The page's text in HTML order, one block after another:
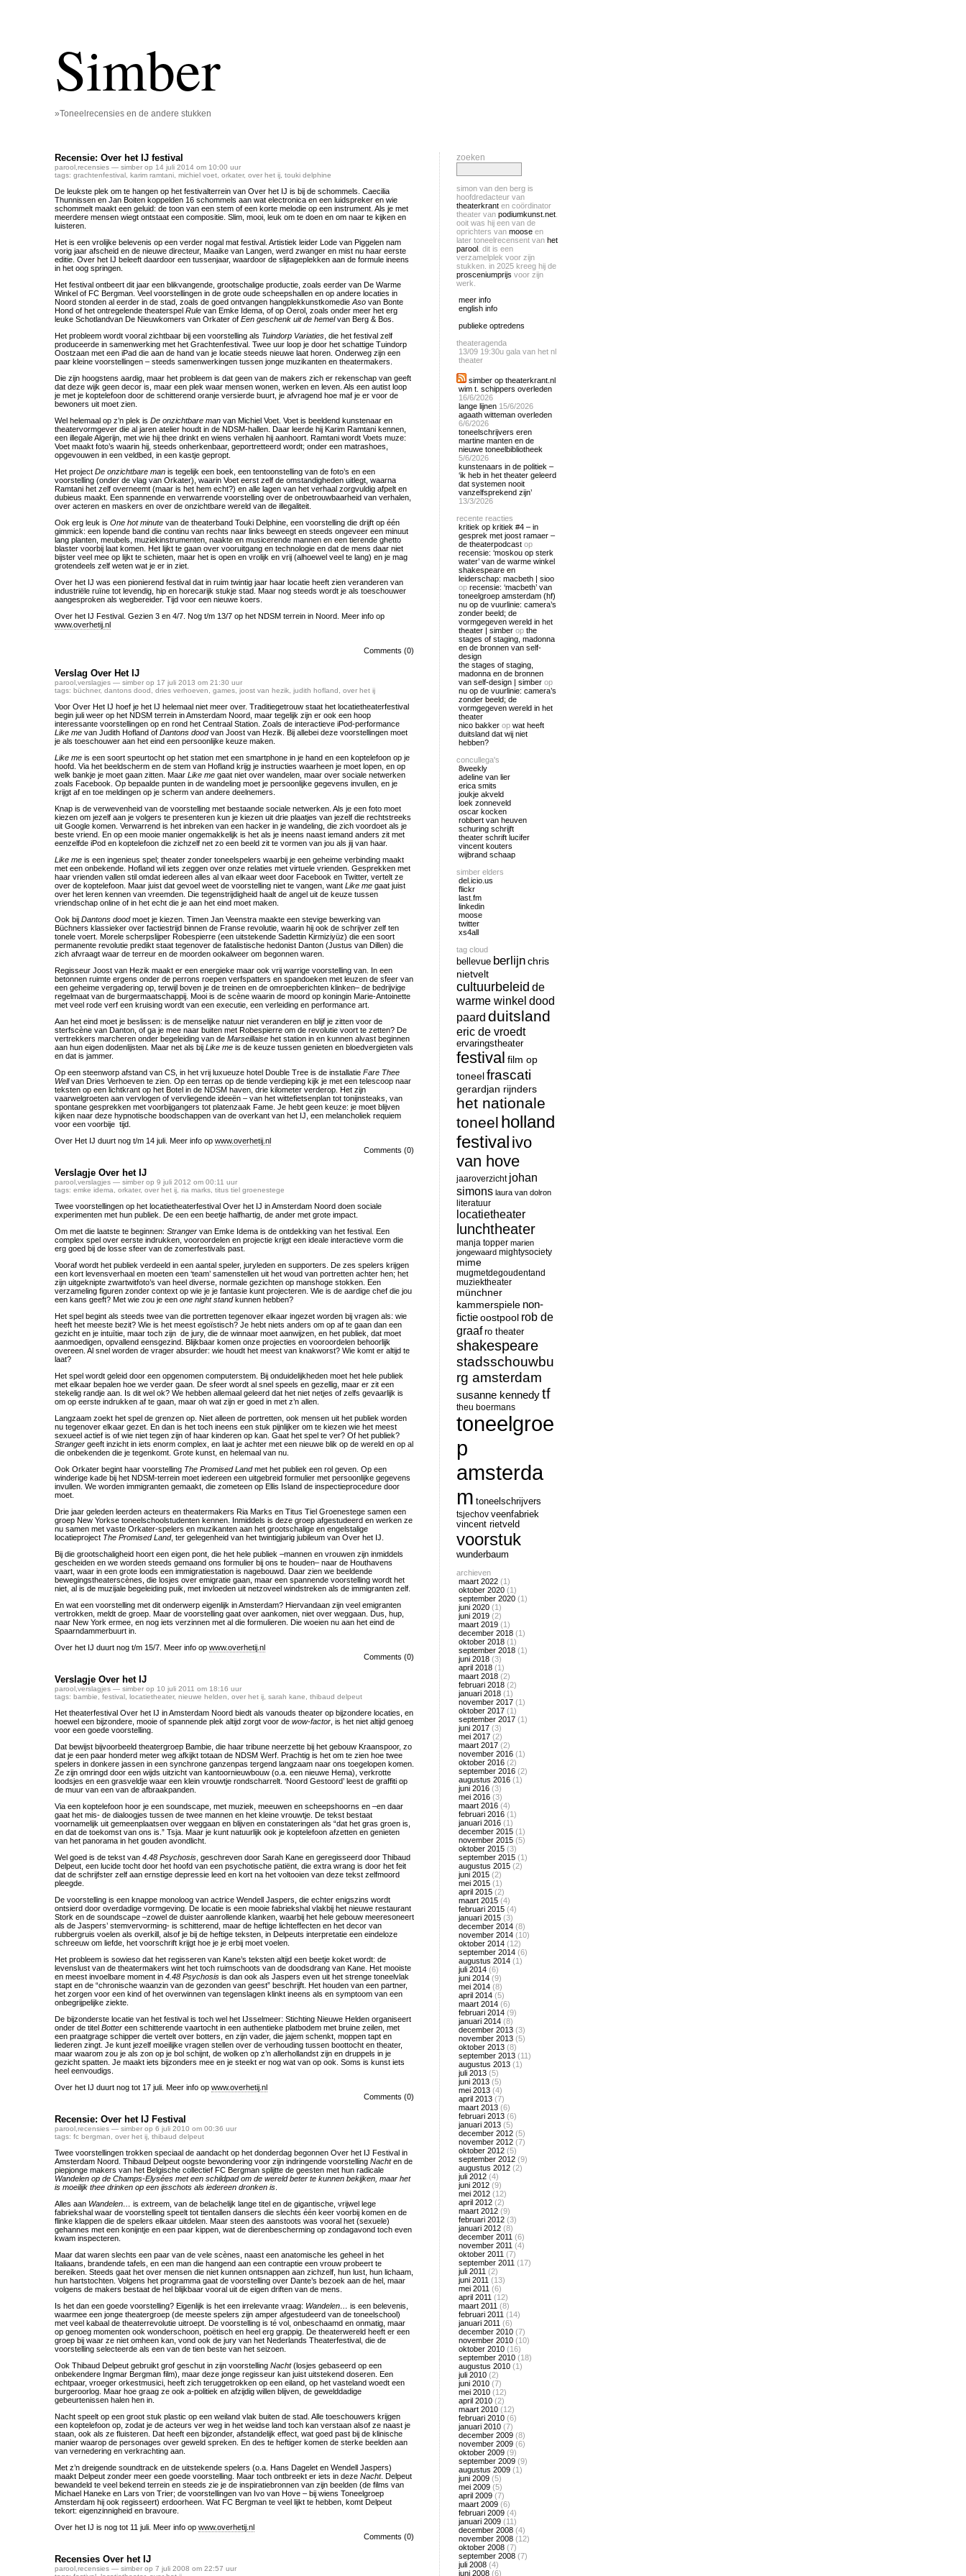
Simber
»Toneelrecensies en de andere stukken
Recensie: Over het IJ festival
parool recensies — simber op 14 juli 2014 om 10:00 uur
tags: grachtenfestival karim ramtani michiel voet orkater, over het ij touki delphine
De leukste plek om te hangen op het festivalterrein van Over het IJ is bij de schommels. Caecilia
Thunnissen en Jan Boiten koppelden 16 schommels aan wat electronica en een luidspreker en wie
schommelt maakt een geluid: de toon van een stem of een korte melodie op een instrument. Als je met
meerdere mensen wiegt ontstaat een compositie. Slim, mooi, leuk om te doen en om naar te kijken en
luisteren.
Het is een vrolijke belevenis op een verder nogal mat festival. Artistiek leider Lode van Piggelen nam
vorig jaar afscheid en de nieuwe directeur, Maaike van Langen, werd zwanger en mist nu haar eerste
editie. Over het IJ beleeft daardoor een tussenjaar, waardoor de slijtageplekken aan de formule ineens
in het oog springen.
Het festival ontbeert dit jaar een blikvangende, grootschalige productie, zoals eerder van De Warme
Winkel of FC Bergman. Veel voorstellingen in de grote oude scheepshallen en op andere locaties in
Noord stonden al eerder in de stad, zoals de goed ontvangen hangplekkunstkomedie Aso van Bonte
Hond of het ontregelende theaterspel Rule van Emke Idema, of op Oerol, zoals onder meer het erg
leuke Schotlandvan De Nieuwkomers van Orkater of Een geschenk uit de hemelvan Berg & Bos.
Het probleem wordt vooral zichtbaar bij een voorstelling als Tuindorp Variaties , die het festival zelf
produceerde in samenwerking met het Grachtenfestival. Twee uur loop je door het schattige Tuindorp
Oostzaan met een iPad die aan de hand van je locatie steeds nieuwe laat horen. Onderweg zijn een
paar kleine voorstellingen – steeds samenwerkingen tussen jonge muzikanten en theatermakers.
Die zijn hoogstens aardig, maar het probleem is dat geen van de makers zich er rekenschap van geeft
dat deze wijk geen decor is, maar een plek waar mensen wonen, werken en leven. Als een autist loop
je met je koptelefoon door de schitterend oranje versierde buurt, je afvragend hoe maf je er voor de
bewoners uit moet zien.
Wel helemaal op z’n plek is De onzichtbare man van Michiel Voet. Voet is beeldend kunstenaar en
theatervormgever die al jaren atelier houdt in de NDSM-hallen. Daar leerde hij Karim Ramtani kennen,
een illegale Algerijn, met wie hij thee drinkt en wiens verhalen hij aanhoort. Ramtani wordt Voets muze:
Voet maakt foto’s waarin hij, steeds onherkenbaar, geportretteerd wordt; onder een matrashoes,
opgevouwen in een veldbed, in een kastje gepropt.
Het project De onzichtbare man is tegelijk een boek, een tentoonstelling van de foto’s en een
voorstelling (onder de vlag van Orkater), waarin Voet eerst zelf de omstandigheden uitlegt, waarna
Ramtani het zelf overneemt (maar is het hem echt?) en alle lagen van het verhaal zorgvuldig afpelt en
dubieus maakt. Een spannende en verwarrende voorstelling over de onbetrouwbaarheid van verhalen,
over acteren en maskers en over de onzichtbare wereld van de illegaliteit.
Ook erg leuk is One hot minute van de theaterband Touki Delphine, een voorstelling die drijft op één
gimmick: een lopende band die continu van rechts naar links beweegt en steeds ongeveer een minuut
lang planten, meubels, muziekinstrumenten, naakte en musicerende mannen en een tierende ghetto
blaster voorbij laat komen. Het lijkt te gaan over vooruitgang en technologie en dat de mens daar niet
bijster veel mee op lijkt te schieten, maar het is open en vrolijk en vrij (alhoewel veel te lang) en je mag
grotendeels zelf weten wat je er in ziet.
Over het IJ was een pionierend festival dat in ruim twintig jaar haar locatie heeft zien veranderen van
industriële ruïne tot levendig, hip en horecarijk stukje stad. Maar nog steeds wordt je als toeschouwer
aangesproken als wegbereider. Tijd voor een nieuwe koers.
Over het IJ Festival. Gezien 3 en 4/7. Nog t/m 13/7 op het NDSM terrein in Noord. Meer info op
www.overhetij.nl
Comments (0)
Verslag Over Het IJ
parool verslagjes — simber op 17 juli 2013 om 21:30 uur
tags: büchner, dantons dood dries verhoeven games joost van hezik judith hofland over het ij
Voor Over Het IJ hoef je het IJ helemaal niet meer over. Traditiegetrouw staat het locatietheaterfestival
begin juli weer op het NDSM terrein in Amsterdam Noord, maar tegelijk zijn er ook een hoop
interessante voorstellingen op en rond het Centraal Station. Zoals de interactieve iPod-performance
Like me van Judith Hofland of Dantons doodvan Joost van Hezik. Bij allebei deze voorstellingen moet
je als toeschouwer aan het eind een persoonlijke keuze maken.
Like me is een soort speurtocht op het station met een smartphone in je hand en een koptelefoon op je
hoofd. Via het beeldscherm en de stem van Hofland krijg je instructies waarheen je moet lopen, en op
welk bankje je moet gaan zitten. Maar Like me gaat niet over wandelen, maar over sociale netwerken
zoals Facebook. Op bepaalde punten in de wandeling moet je persoonlijke gegevens invullen, en je
krijgt af en toe meldingen op je scherm van andere deelnemers.
Knap is de verwevenheid van de voorstelling met bestaande sociale netwerken. Als je een foto moet
kiezen om jezelf aan je volgers te presenteren kun je kiezen uit drie plaatjes van jezelf die rechtstreeks
uit Google komen. Verwarrend is het inbreken van een hacker in je wandeling, die zich voordoet als je
beste vriend. En op een mooie manier ongemakkelijk is het als je ineens naast iemand anders zit met
eenzelfde iPod en koptelefoon die zichzelf net zo een beeld zit te vormen van jou als jij van haar.
Like me is een ingenieus spel; theater zonder toneelspelers waarbij je een geheime verbinding maakt
met een onbekende. Hofland wil iets zeggen over onze relaties met virtuele vrienden. Gesprekken met
haar vrienden vallen stil omdat iedereen alles al van elkaar weet door Facebook en Twitter, vertelt ze
over de koptelefoon. Maar juist dat gevoel weet de voorstelling niet te vangen, want Like me gaat juist
over het leren kennen van vreemden. Die tegenstrijdigheid haalt de angel uit de keuze tussen
vriendschap online of in het echt die je aan het eind moet maken.
Ook bij Dantons doodmoet je kiezen. Timen Jan Veenstra maakte een stevige bewerking van
Büchners klassieker over factiestrijd binnen de Franse revolutie, waarin hij ook de schrijver zelf ten
tonele voert. Morele scherpslijper Robespierre (een uitstekende Sadettin Kirmiziyüz) die een soort
permanente revolutie predikt staat tegenover de fatalistische hedonist Danton (Justus van Dillen) die
zich afvraagt waar de terreur en de moorden ookalweer om begonnen waren.
Regisseur Joost van Hezik maakt er een energieke maar ook vrij warrige voorstelling van. In een
betonnen ruimte ergens onder de perrons roepen verfspatters en spandoeken met leuzen de sfeer van
een geheime vergadering op, terwijl boven je de treinen en de omroepberichten klinken– de bedrijvige
regelmaat van de burgermaatschappij. Mooi is de scène waarin de moord op koningin Marie-Antoinette
met veel rode verf een kruising wordt van een executie, een verleiding en performance art.
Aan het eind moet je beslissen: is de menselijke natuur niet veranderen en blijf je zitten voor de
sterfscène van Danton, of ga je mee naar buiten met Robespierre om de revolutie voort te zetten? De
vertrekkers marcheren onder begeleiding van de Marseillaise het station in en kunnen alvast beginnen
aan hun eigen dodenlijsten. Maar net als bij Like me is de keuze tussen genieten en bloedvergieten vals
en dat is jammer.
Op een steenworp afstand van CS, in het vrij luxueuze hotel Double Tree is de installatie Fare Thee
Wellvan Dries Verhoeven te zien. Op een terras op de tiende verdieping kijk je met een telescoop naar
teksten op een lichtkrant op het Botel in de NDSM haven, drie kilometer verderop. Het zijn
vaarwelgroeten aan vervlogen of vervliegende ideeën – van het wittefietsenplan tot tonijnsteaks, van
spontane gesprekken met voorbijgangers tot platenzaak Fame. Je hebt geen keuze: je moet blijven
kijken naar deze hypnotische boodschappen van de overkant van het IJ, een melancholiek requiem
voor een voorbije tijd.
Over Het IJ duurt nog t/m 14 juli. Meer info op www.overhetij.nl
Comments (0)
Verslagje Over het IJ
parool verslagjes — simber op 9 juli 2012 om 00:11 uur
tags: emke idema orkater, over het ij ria marks titus tiel groenestege
Twee voorstellingen op het locatietheaterfestival Over het IJ in Amsterdam Noord doen sociale
experimenten met hun publiek. De een een beetje halfhartig, de ander met grote impact.
Om met die laatste te beginnen: Stranger van Emke Idema is de ontdekking van het festival. Een
complex spel over eerste indrukken, vooroordelen en projectie krijgt een ideale interactieve vorm die
erg goed bij de losse sfeer van de zomerfestivals past.
Vooraf wordt het publiek verdeeld in een aantal speler, juryleden en supporters. De zes spelers krijgen
een kort levensverhaal en moeten een ‘team’ samenstellen uit het woud van portretten achter hen; het
zijn uitgeknipte zwartwitfoto’s van heel diverse, normale gezichten op manshoge stokken. Een
verzameling figuren zonder context op wie je je fantasie kunt projecteren. Wie is de aardige chef die jou
een kans geeft? Met wie zou je een one night standkunnen hebben?
Het spel begint als steeds twee van die portretten tegenover elkaar ingezet worden bij vragen als: wie
heeft het meeste bezit? Wie is het meest egoïstisch? Je hebt niets anders om op af te gaan dan een
gezicht en je intuïtie, maar toch zijn de jury, die de winnaar moet aanwijzen, en het publiek, dat moet
aanmoedigen, opvallend eensgezind. Blijkbaar komen onze projecties en vooroordelen behoorlijk
overeen. Al snel worden de vrager absurder: wie houdt het meest van knakworst? Wie komt er altijd te
laat?
Het spel wordt geleid door een opgenomen computerstem. Bij onduidelijkheden moet het hele publiek
met elkaar bepalen hoe we verder gaan. De sfeer wordt al snel speels en gezellig, maar er zit een
stekelig randje aan. Is dit wel ok? We hebben allemaal geleerd dat het niet netjes of zelfs gevaarlijk is
om op eerste indrukken af te gaan, maar oh wat zijn er goed in met z’n allen.
Langzaam zoekt het spel de grenzen op. Niet alleen de portretten, ook mensen uit het publiek worden
nu tegenover elkaar gezet. En dan is het toch ineens een stuk pijnlijker om te kiezen wie het meest
sexueel actief is of wie niet tegen zijn of haar kinderen op kan. Gaat het spel te ver? Of het publiek?
Stranger geeft inzicht in iets enorm complex, en laat je achter met een nieuwe blik op de wereld en op al
die onbekenden die je tegenkomt. Grote kunst, en helemaal van nu.
Ook Orkater begint haar voorstelling The Promised Landmet het publiek een rol geven. Op een
winderige kade bij het NDSM-terrein moet iedereen een uitgebreid formulier met persoonlijke gegevens
invullen. We worden immigranten gemaakt, die zometeen op Ellis Island de inspectieprocedure door
moet.
Drie jaar geleden leerden acteurs en theatermakers Ria Marks en Titus Tiel Groenestege samen een
groep New Yorkse toneelschoolstudenten kennen. Inmiddels is deze groep afgestudeerd en werken ze
nu samen met vaste Orkater-spelers en muzikanten aan het grootschalige en engelstalige
locatieproject The Promised Land, ter gelegenheid van het twintigjarig jubileum van Over het IJ.
Bij die grootschaligheid hoort een eigen pont, die het hele publiek –mannen en vrouwen zijn inmiddels
gescheiden en we worden steeds gemaand ons formulier bij ons te houden– naar de Houthavens
vaart, waar in een grote loods een immigratiestation is nagebouwd. Daar zien we beeldende
bewegingstheaterscènes, die losjes over emigratie gaan, maar een spannende voorstelling wordt het
niet, al is de muzijale begeleiding puik, met invloeden uit netzoveel windstreken als de immigranten zelf.
En wat een voorstelling met dit onderwerp eigenlijk in Amsterdam? Hiervandaan zijn veel emigranten
vertrokken, meldt de groep. Maar de voorstelling gaat over aankomen, niet over weggaan. Dus, hup,
naar New York ermee, en nog iets verzinnen met al die formulieren. Die woeien nu aan het eind de
Spaarndammerbuurt in.
Over het IJ duurt nog t/m 15/7. Meer info op www.overhetij.nl
Comments (0)
Verslagje Over het IJ
parool verslagjes — simber op 10 juli 2011 om 18:16 uur
tags: bambie festival locatietheater, nieuwe helden over het ij sarah kane thibaud delpeut
Het theaterfestival Over het IJ in Amsterdam Noord biedt als vanouds theater op bijzondere locaties, en
hoewel een bijzondere, mooie of spannende plek altijd zorgt voor de wow-factor , is het niet altijd genoeg
voor een goede voorstelling.
Dat bewijst bijvoorbeeld theatergroep Bambie, die haar tribune neerzette bij het gebouw Kraanspoor, zo
dat je een paar honderd meter weg afkijkt totaan de NDSM Werf. Prachtig is het om te zien hoe twee
spelers in donkere jassen in een synchrone ganzenpas tergend langzaam naar ons toegelopen komen.
Ze zijn omringd door een wijds uitzicht van kantoornieuwbouw (o.a. een nieuwe Hema), verkrotte
loodsjes en een grasveldje waar een klein vrouwtje rondscharrelt. ‘Noord Gestoord’ leest de graffiti op
de muur van een van de afbraakpanden.
Via een koptelefoon hoor je een soundscape, met muziek, meeuwen en scheepshoorns en –en daar
gaat het mis- de dialoogjes tussen de twee mannen en het kleine vrouwtje. De tekst bestaat
voornamelijk uit gemeenplaatsen over weggaan en blijven en constateringen als “dat het gras groen is,
en dat de toekomst van ons is.” Tsja. Maar je kunt natuurlijk ook je koptelefoon afzetten en genieten
van het panorama in het gouden avondlicht.
Wel goed is de tekst van 4.48 Psychosis , geschreven door Sarah Kane en geregisseerd door Thibaud
Delpeut, een lucide tocht door het hoofd van een psychotische patiënt, die extra wrang is door het feit
dat de schrijfster zelf aan ernstige depressie leed en kort na het voltooien van deze tekst zelfmoord
pleegde.
De voorstelling is een knappe monoloog van actrice Wendell Jaspers, die echter enigszins wordt
ontsierd door overdadige vormgeving. De locatie is een mooie fabriekshal vlakbij het nieuwe restaurant
Stork en de soundscape –zowel de duister aanrollende klanken, waarbij het hele gebouw meeresoneert
als de Jaspers’ stemvervorming- is schitterend, maar de heftige lichteffecten en het decor van
rubbergruis voelen als overkill, alsof je bij de heftige teksten, in Delpeuts interpretatie een eindeloze
schreeuw om liefde, het voorschrift krijgt hoe je je erbij moet voelen.
Het probleem is sowieso dat het regisseren van Kane’s teksten altijd een beetje koket wordt: de
levenslust van de theatermakers wint het toch ruimschoots van de doodsdrang van Kane. Het mooiste
en meest invoelbare moment in 4.48 Psychosis is dan ook als Jaspers even uit het strenge toneelvlak
stapt en de “chronische waanzin van de gezonden van geest” beschrijft. Het houden van een partner,
het zorgen voor een kind of het overwinnen van tegenslagen klinkt ineens als en symptoom van een
onbegrijpelijke ziekte.
De bijzonderste locatie van het festival is toch wel het IJsselmeer: Stichting Nieuwe Helden organiseert
onder de titel Botter een schitterende vaartocht in een authentieke platbodem met bruine zeilen, met
een praatgrage schipper die vertelt over botters, en zijn vader, die jajem schenkt, moppen tapt en
liederen zingt. Je kunt jezelf moeilijke vragen stellen over de verhouding tussen boottocht en theater,
maar waarom zou je als zon op je bol schijnt, de wolken op z’n allerhollandst zijn en druppels in je
gezicht spatten. Je maakt iets bijzonders mee en je steekt er nog wat van op ook. Soms is kunst iets
heel eenvoudigs.
Over het IJ duurt nog tot 17 juli. Meer info op www.overhetij.nl
Comments (0)
Recensie: Over het IJ Festival
parool recensies — simber op 6 juli 2010 om 00:36 uur
tags: fc bergman over het ij thibaud delpeut
Twee voorstellingen trokken speciaal de aandacht op het donderdag begonnen Over het IJ Festival in
Amsterdam Noord. Thibaud Delpeut oogste bewondering voor zijn indringende voorstelling Nachten de
piepjonge makers van het Belgische collectief FC Bergman splijtte de geesten met hun radicale
Wandelen op de Champs-Elysées met een schildpad om de wereld beter te kunnen bekijken, maar het
is moeilijk thee drinken op een ijsschots als iedereen dronken is
Alles aan Wandelen… is extreem, van de belachelijk lange titel en de gigantische, vrijwel lege
fabriekshal waar de voorstelling speelt tot tientallen dansers die slechts één keer voorbij komen en de
flinke klappen die de spelers elkaar uitdelen. Maar steen des aanstoots was vooral het (sexuele)
gehannes met een konijntje en een paar kippen, wat de dierenbescherming op zondagavond toch even
kwam inspecteren.
Maar dat waren slechts een paar van de vele scènes, naast een anatomische les geheel in het
Italiaans, brandende tafels, en een man die hangend aan een contraptie een vrouw probeert te
bereiken. Steeds gaat het over mensen die niet kunnen ontsnappen aan zichzelf, hun lust, hun lichaam,
hun hartstochten. Volgens het programma gaat de voorstelling over Dante’s bezoek aan de hel, maar
volgens de makers bestaat de hel blijkbaar vooral uit de eigen driften van de mens.
Is het dan een goede voorstelling? Eigenlijk is het een irrelevante vraag: Wandelen… is een belevenis,
waarmee een jonge theatergroep (de meeste spelers zijn amper afgestudeerd van de toneelschool)
met veel kabaal de theaterrevolutie uitroept. De voorstelling is té vol, onbeschaamd en onmatig, maar
op genoeg momenten ook wonderschoon, poëtisch en heel erg grappig. De theaterwereld heeft er een
groep bij waar ze niet omheen kan, vond ook de jury van het Nederlands Theaterfestival, die de
voorstelling selecteerde als een van de tien beste van het seizoen.
Ook Thibaud Delpeut gebruikt grof geschut in zijn voorstelling Nacht(losjes gebaseerd op een
onbekendere Ingmar Bergman film), maar deze jonge regisseur kan juist uitstekend doseren. Een
echtpaar, vroeger orkestmusici, heeft zich teruggetrokken op een eiland, op het vasteland woedt een
burgeroorlog. Maar hoe graag ze ook a-politiek en afzijdig willen blijven, de gewelddadige
gebeurtenissen halen hen in.
Nacht speelt op een groot stuk plastic op een weiland vlak buiten de stad. Alle toeschouwers krijgen
een koptelefoon op, zodat je de acteurs ver weg in het weidse land toch kan verstaan alsof ze naast je
staan, ook als ze fluisteren. Dat heeft een bijzonder, afstandelijk effect, wat goed past bij de klinische
manier waarop de personages over geweld spreken. En des te heftiger komen de sterke beelden aan
van vernedering en verkrachting aan.
Met z’n dreigende soundtrack en de uitstekende spelers (o.a. Hans Dagelet en Wendell Jaspers)
maakt Delpeut zonder meer een goede voorstelling. Maar toch ontbreekt er iets in deze Nacht. Delpeut
bewandeld te veel bekend terrein en steeds zie je de inspiratiebronnen van zijn beelden (de films van
Michael Haneke en Lars von Trier; de voorstellingen van Ivo van Hove – bij wiens Toneelgroep
Amsterdam hij ook regisseert) erdoorheen. Wat FC Bergman te veel lijkt te hebben, komt Delpeut
tekort: eigenzinnigheid en bravoure.
Over het IJ is nog tot 11 juli. Meer info op www.overhetij.nl
Comments (0)
Recensies Over het IJ
parool recensies — simber op 7 juli 2008 om 22:57 uur
zoeken
simon van den berg is
hoofdredacteur van
theaterkrant en coördinator
theater van podiumkunst.net
ooit was hij een van de
oprichters van moose en
later toneelrecensent van het
parool . dit is een
verzamelplek voor zijn
stukken. in 2025 kreeg hij de
prosceniumprijs voor zijn
werk.
meer info
english info
publieke optredens
theateragenda
13/09 19:30u gala van het nl
theater
simber op theaterkrant.nl
wim t. schippers overleden
16/6/2026
lange lijnen 15/6/2026
agaath witteman overleden
6/6/2026
toneelschrijvers eren
martine manten en de
nieuwe toneelbibliotheek
5/6/2026
kunstenaars in de politiek –
‘ik heb in het theater geleerd
dat systemen nooit
vanzelfsprekend zijn’
13/3/2026
recente reacties
kritiek op kritiek #4 – in
gesprek met joost ramaer –
de theaterpodcast op
recensie: ‘moskou op sterk
water’ van de warme winkel
shakespeare en
leiderschap: macbeth | sioo
op recensie: ‘macbeth’ van
toneelgroep amsterdam (hf)
nu op de vuurlinie: camera’s
zonder beeld; de
vormgegeven wereld in het
theater | simber op the
stages of staging, madonna
en de bronnen van self-
design
the stages of staging,
madonna en de bronnen
van self-design | simber op
nu op de vuurlinie: camera’s
zonder beeld; de
vormgegeven wereld in het
theater
nico bakker op wat heeft
duitsland dat wij niet
hebben?
concullega's
8weekly
adeline van lier
erica smits
joukje akveld
loek zonneveld
oscar kocken
robbert van heuven
schuring schrijft
theater schrift lucifer
vincent kouters
wijbrand schaap
simber elders
del.icio.us
flickr
last.fm
linkedin
moose
twitter
xs4all
tag cloud
bellevue berlijnchris
nietvelt
cultuurbeleid de
warme winkel dood
paard duitsland
eric de vroedt
ervaringstheater
festival film op
toneelfrascati
gerardjan rijnders
het nationale
toneel holland
festival ivo
van hove
jaaroverzicht johan
simons laura van dolron
literatuur
locatietheater
lunchtheater
manja topper marien
jongewaard mightysociety
mime
mugmetdegoudentand
muziektheater
münchner
kammerspiele non-
fictieoostpool rob de
graaf ro theater
shakespeare
stadsschouwbu
rg amsterdam
susanne kennedytf
theu boermans
toneelgroe
p
amsterda
m toneelschrijvers
tsjechov veenfabriek
vincent rietveld
voorstuk
wunderbaum
archieven
maart 2022 (1)
oktober 2020 (1)
september 2020 (1)
juni 2020 (1)
juni 2019 (2)
maart 2019 (1)
december 2018 (1)
oktober 2018 (1)
september 2018 (1)
juni 2018 (3)
april 2018 (1)
maart 2018 (2)
februari 2018 (2)
januari 2018 (1)
november 2017 (1)
oktober 2017 (1)
september 2017 (1)
juni 2017 (3)
mei 2017 (2)
maart 2017 (2)
november 2016 (1)
oktober 2016 (2)
september 2016 (2)
augustus 2016 (1)
juni 2016 (3)
mei 2016 (3)
maart 2016 (4)
februari 2016 (1)
januari 2016 (1)
december 2015 (1)
november 2015 (5)
oktober 2015 (3)
september 2015 (1)
augustus 2015 (2)
juni 2015 (2)
mei 2015 (1)
april 2015 (2)
maart 2015 (4)
februari 2015 (4)
januari 2015 (3)
december 2014 (8)
november 2014 (10)
oktober 2014 (12)
september 2014 (6)
augustus 2014 (1)
juli 2014 (6)
juni 2014 (9)
mei 2014 (8)
april 2014 (5)
maart 2014 (6)
februari 2014 (9)
januari 2014 (8)
december 2013 (3)
november 2013 (5)
oktober 2013 (8)
september 2013 (11)
augustus 2013 (1)
juli 2013 (5)
juni 2013 (5)
mei 2013 (4)
april 2013 (7)
maart 2013 (6)
februari 2013 (6)
januari 2013 (5)
december 2012 (5)
november 2012 (7)
oktober 2012 (5)
september 2012 (9)
augustus 2012 (2)
juli 2012 (4)
juni 2012 (9)
mei 2012 (12)
april 2012 (2)
maart 2012 (9)
februari 2012 (3)
januari 2012 (8)
december 2011 (6)
november 2011 (4)
oktober 2011 (7)
september 2011 (17)
juli 2011 (2)
juni 2011 (13)
mei 2011 (6)
april 2011 (12)
maart 2011 (8)
februari 2011 (14)
januari 2011 (6)
december 2010 (7)
november 2010 (10)
oktober 2010 (16)
september 2010 (18)
augustus 2010 (1)
juli 2010 (2)
juni 2010 (7)
mei 2010 (12)
april 2010 (2)
maart 2010 (12)
februari 2010 (6)
januari 2010 (7)
december 2009 (8)
november 2009 (6)
oktober 2009 (9)
september 2009 (9)
augustus 2009 (1)
juni 2009 (5)
mei 2009 (5)
april 2009 (7)
maart 2009 (6)
februari 2009 (4)
januari 2009 (11)
december 2008 (4)
november 2008 (12)
oktober 2008 (7)
september 2008 (7)
juli 2008 (4)
juni 2008 (6)